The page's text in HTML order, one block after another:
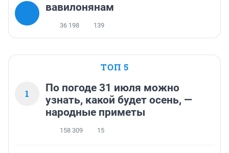
вавилонянам
36 198 139
ТОП 5
1
По погоде 31 июля можно
узнать, какой будет осень, —
народные приметы
158 309 15